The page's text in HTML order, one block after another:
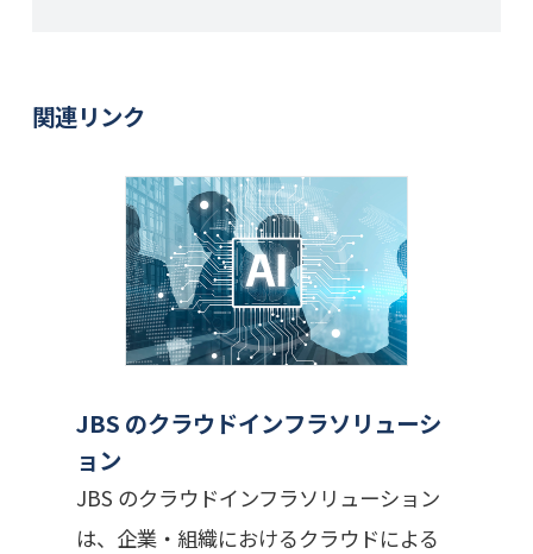
関連リンク
JBS のクラウドインフラソリューシ
ョン
JBS のクラウドインフラソリューション
は、企業・組織におけるクラウドによる